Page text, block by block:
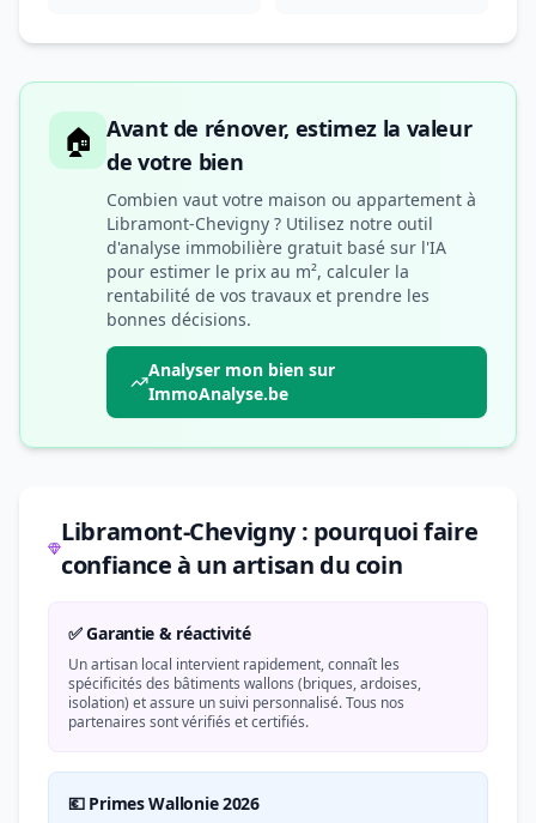
🏠 Avant de rénover, estimez la valeur
de votre bien
Combien vaut votre maison ou appartement à
Libramont-Chevigny ? Utilisez notre outil
d'analyse immobilière gratuit basé sur l'IA
pour estimer le prix au m², calculer la
rentabilité de vos travaux et prendre les
bonnes décisions.
Analyser mon bien sur
ImmoAnalyse.be
Libramont-Chevigny : pourquoi faire
confiance à un artisan du coin
✅ Garantie & réactivité
Un artisan local intervient rapidement, connaît les
spécificités des bâtiments wallons (briques, ardoises,
isolation) et assure un suivi personnalisé. Tous nos
partenaires sont vérifiés et certifiés.
💶 Primes Wallonie 2026